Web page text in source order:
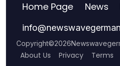
Home Page News
info@
Copyright©2026
About Us Privacy Terms